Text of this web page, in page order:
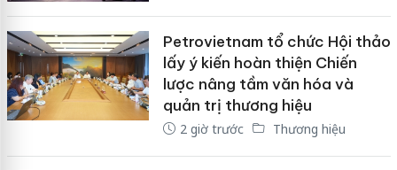
Petrovietnam tổ chức Hội thảo
lấy ý kiến hoàn thiện Chiến
lược nâng tầm văn hóa và
quản trị thương hiệu
2 giờ trước Thương hiệu